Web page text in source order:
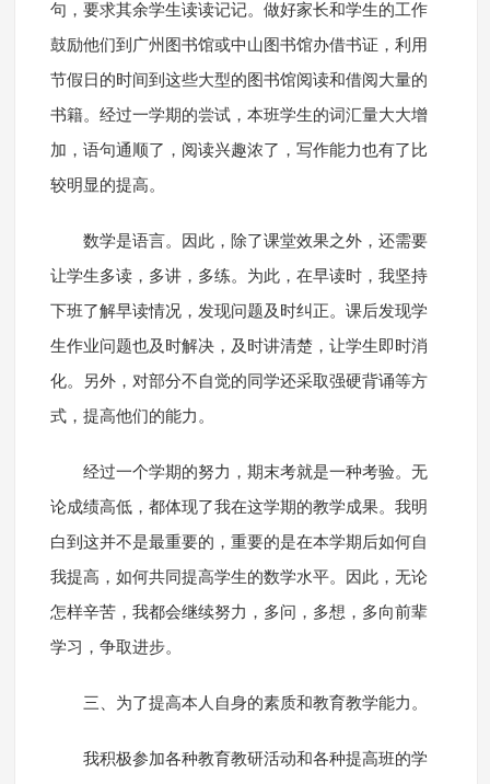
句，要求其余学生读读记记。做好家长和学生的工作
鼓励他们到广州图书馆或中山图书馆办借书证，利用
节假日的时间到这些大型的图书馆阅读和借阅大量的
书籍。经过一学期的尝试，本班学生的词汇量大大增
加，语句通顺了，阅读兴趣浓了，写作能力也有了比
较明显的提高。
数学是语言。因此，除了课堂效果之外，还需要
让学生多读，多讲，多练。为此，在早读时，我坚持
下班了解早读情况，发现问题及时纠正。课后发现学
生作业问题也及时解决，及时讲清楚，让学生即时消
化。另外，对部分不自觉的同学还采取强硬背诵等方
式，提高他们的能力。
经过一个学期的努力，期末考就是一种考验。无
论成绩高低，都体现了我在这学期的教学成果。我明
白到这并不是最重要的，重要的是在本学期后如何自
我提高，如何共同提高学生的数学水平。因此，无论
怎样辛苦，我都会继续努力，多问，多想，多向前辈
学习，争取进步。
三、为了提高本人自身的素质和教育教学能力。
我积极参加各种教育教研活动和各种提高班的学